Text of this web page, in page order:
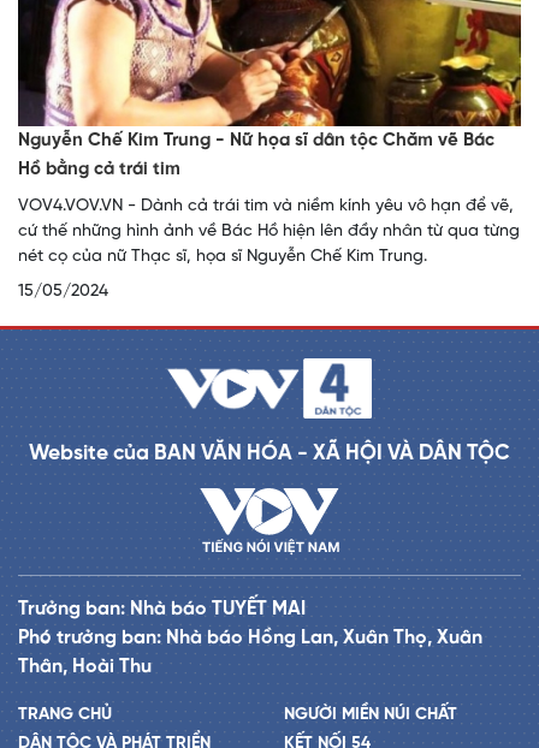
Nguyễn Chế Kim Trung - Nữ họa sĩ dân tộc Chăm vẽ Bác
Hồ bằng cả trái tim
VOV4.VOV.VN - Dành cả trái tim và niềm kính yêu vô hạn để vẽ,
cứ thế những hình ảnh về Bác Hồ hiện lên đầy nhân từ qua từng
nét cọ của nữ Thạc sĩ, họa sĩ Nguyễn Chế Kim Trung.
15/05/2024
Website của BAN VĂN HÓA - XÃ HỘI VÀ DÂN TỘC
Trưởng ban: Nhà báo TUYẾT MAI
Phó trưởng ban: Nhà báo Hồng Lan, Xuân Thọ, Xuân
Thân, Hoài Thu
TRANG CHỦ
DÂN TỘC VÀ PHÁT TRIỂN
NGƯỜI MIỀN NÚI CHẤT
KẾT NỐI 54